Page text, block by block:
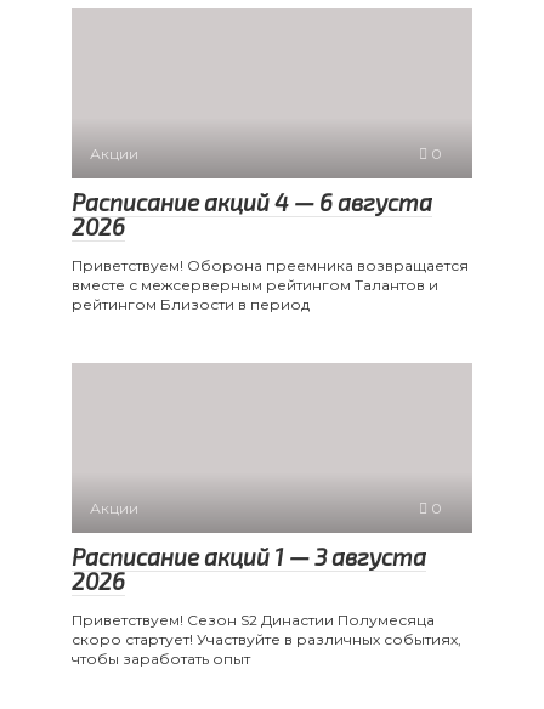
Акции 0
Расписание акций 4 — 6 августа
2026
Приветствуем! Оборона преемника возвращается
вместе с межсерверным рейтингом Талантов и
рейтингом Близости в период
Акции 0
Расписание акций 1 — 3 августа
2026
Приветствуем! Сезон S2 Династии Полумесяца
скоро стартует! Участвуйте в различных событиях,
чтобы заработать опыт